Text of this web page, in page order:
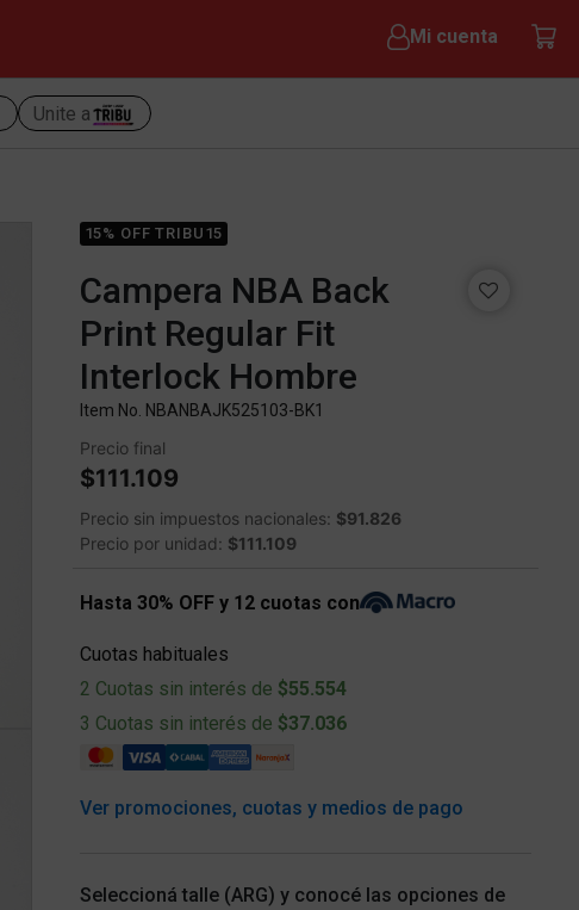
Mi cuenta
Unite a
15% OFF TRIBU15
Campera NBA Back
Print Regular Fit
Interlock Hombre
Item No. NBANBAJK525103-BK1
Precio final
$111.109
Precio sin impuestos nacionales: $91.826
Precio por unidad: $111.109
Hasta 30% OFF y 12 cuotas con
Cuotas habituales
2 Cuotas sin interés de $55.554
3 Cuotas sin interés de $37.036
Ver promociones, cuotas y medios de pago
Seleccioná talle (ARG) y conocé las opciones de